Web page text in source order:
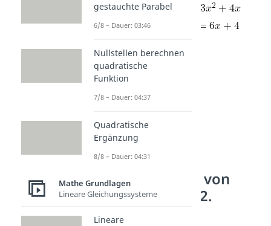
ErsteAbleitung:
ZweiteAbleitung:
Zusammenhang von
Funktion 1. und 2.
Ableitung
gestauchte Parabel
6/8 – Dauer: 03:46
Nullstellen berechnen
quadratische
Funktion
7/8 – Dauer: 04:37
Quadratische
Ergänzung
8/8 – Dauer: 04:31
Mathe Grundlagen
Lineare Gleichungssysteme
Lineare